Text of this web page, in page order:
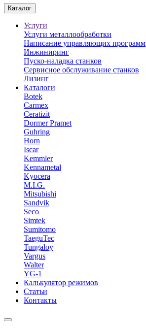
Каталог
Услуги
Услуги металлообработки
Написание управляющих программ
Инжиниринг
Пуско-наладка станков
Сервисное обслуживание станков
Лизинг
Каталоги
Botek
Carmex
Ceratizit
Dormer Pramet
Guhring
Horn
Iscar
Kemmler
Kennametal
Kyocera
M.I.G.
Mitsubishi
Sandvik
Seco
Simtek
Sumitomo
TaeguTec
Tungaloy
Vargus
Walter
YG-1
Калькулятор режимов
Статьи
Контакты